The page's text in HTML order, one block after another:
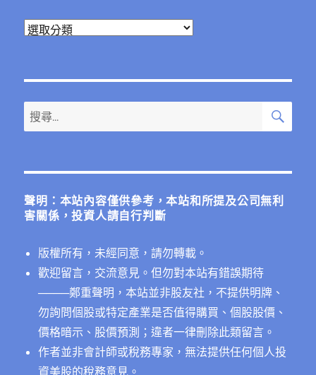
分
搜
尋
鍵
搜
聲明：本站內容僅供參考，本站和所提及公司無利
害關係，投資人請自行判斷
版權所有，未經同意，請勿轉載。
歡迎留言，交流意見。但勿對本站有錯誤期待
────鄭重聲明，本站並非股友社，不提供明牌、
勿詢問個股或特定產業是否值得購買、個股股價、
價格暗示、股價預測；違者一律刪除此類留言。
作者並非會計師或稅務專家，無法提供任何個人投
資美股的稅務意見。